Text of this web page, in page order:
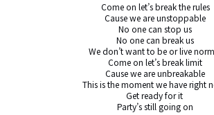
Come on let’s break the rules
Cause we are unstoppable
No one can stop us
No one can break us
We don’t want to be or live
Come on let’s break limit
Cause we are unbreakable
This is the moment we have right
Get ready for it
Party’s still going on